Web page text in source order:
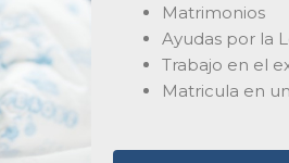
Matrimonios
Ayudas por la
Trabajo en el
Matricula en